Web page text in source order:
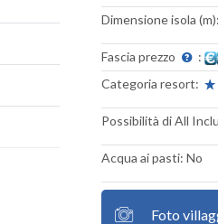
Dimensione isola
Fascia prezzo
:
Categoria resort:
Possibilità di All
Acqua ai pasti: No
Foto